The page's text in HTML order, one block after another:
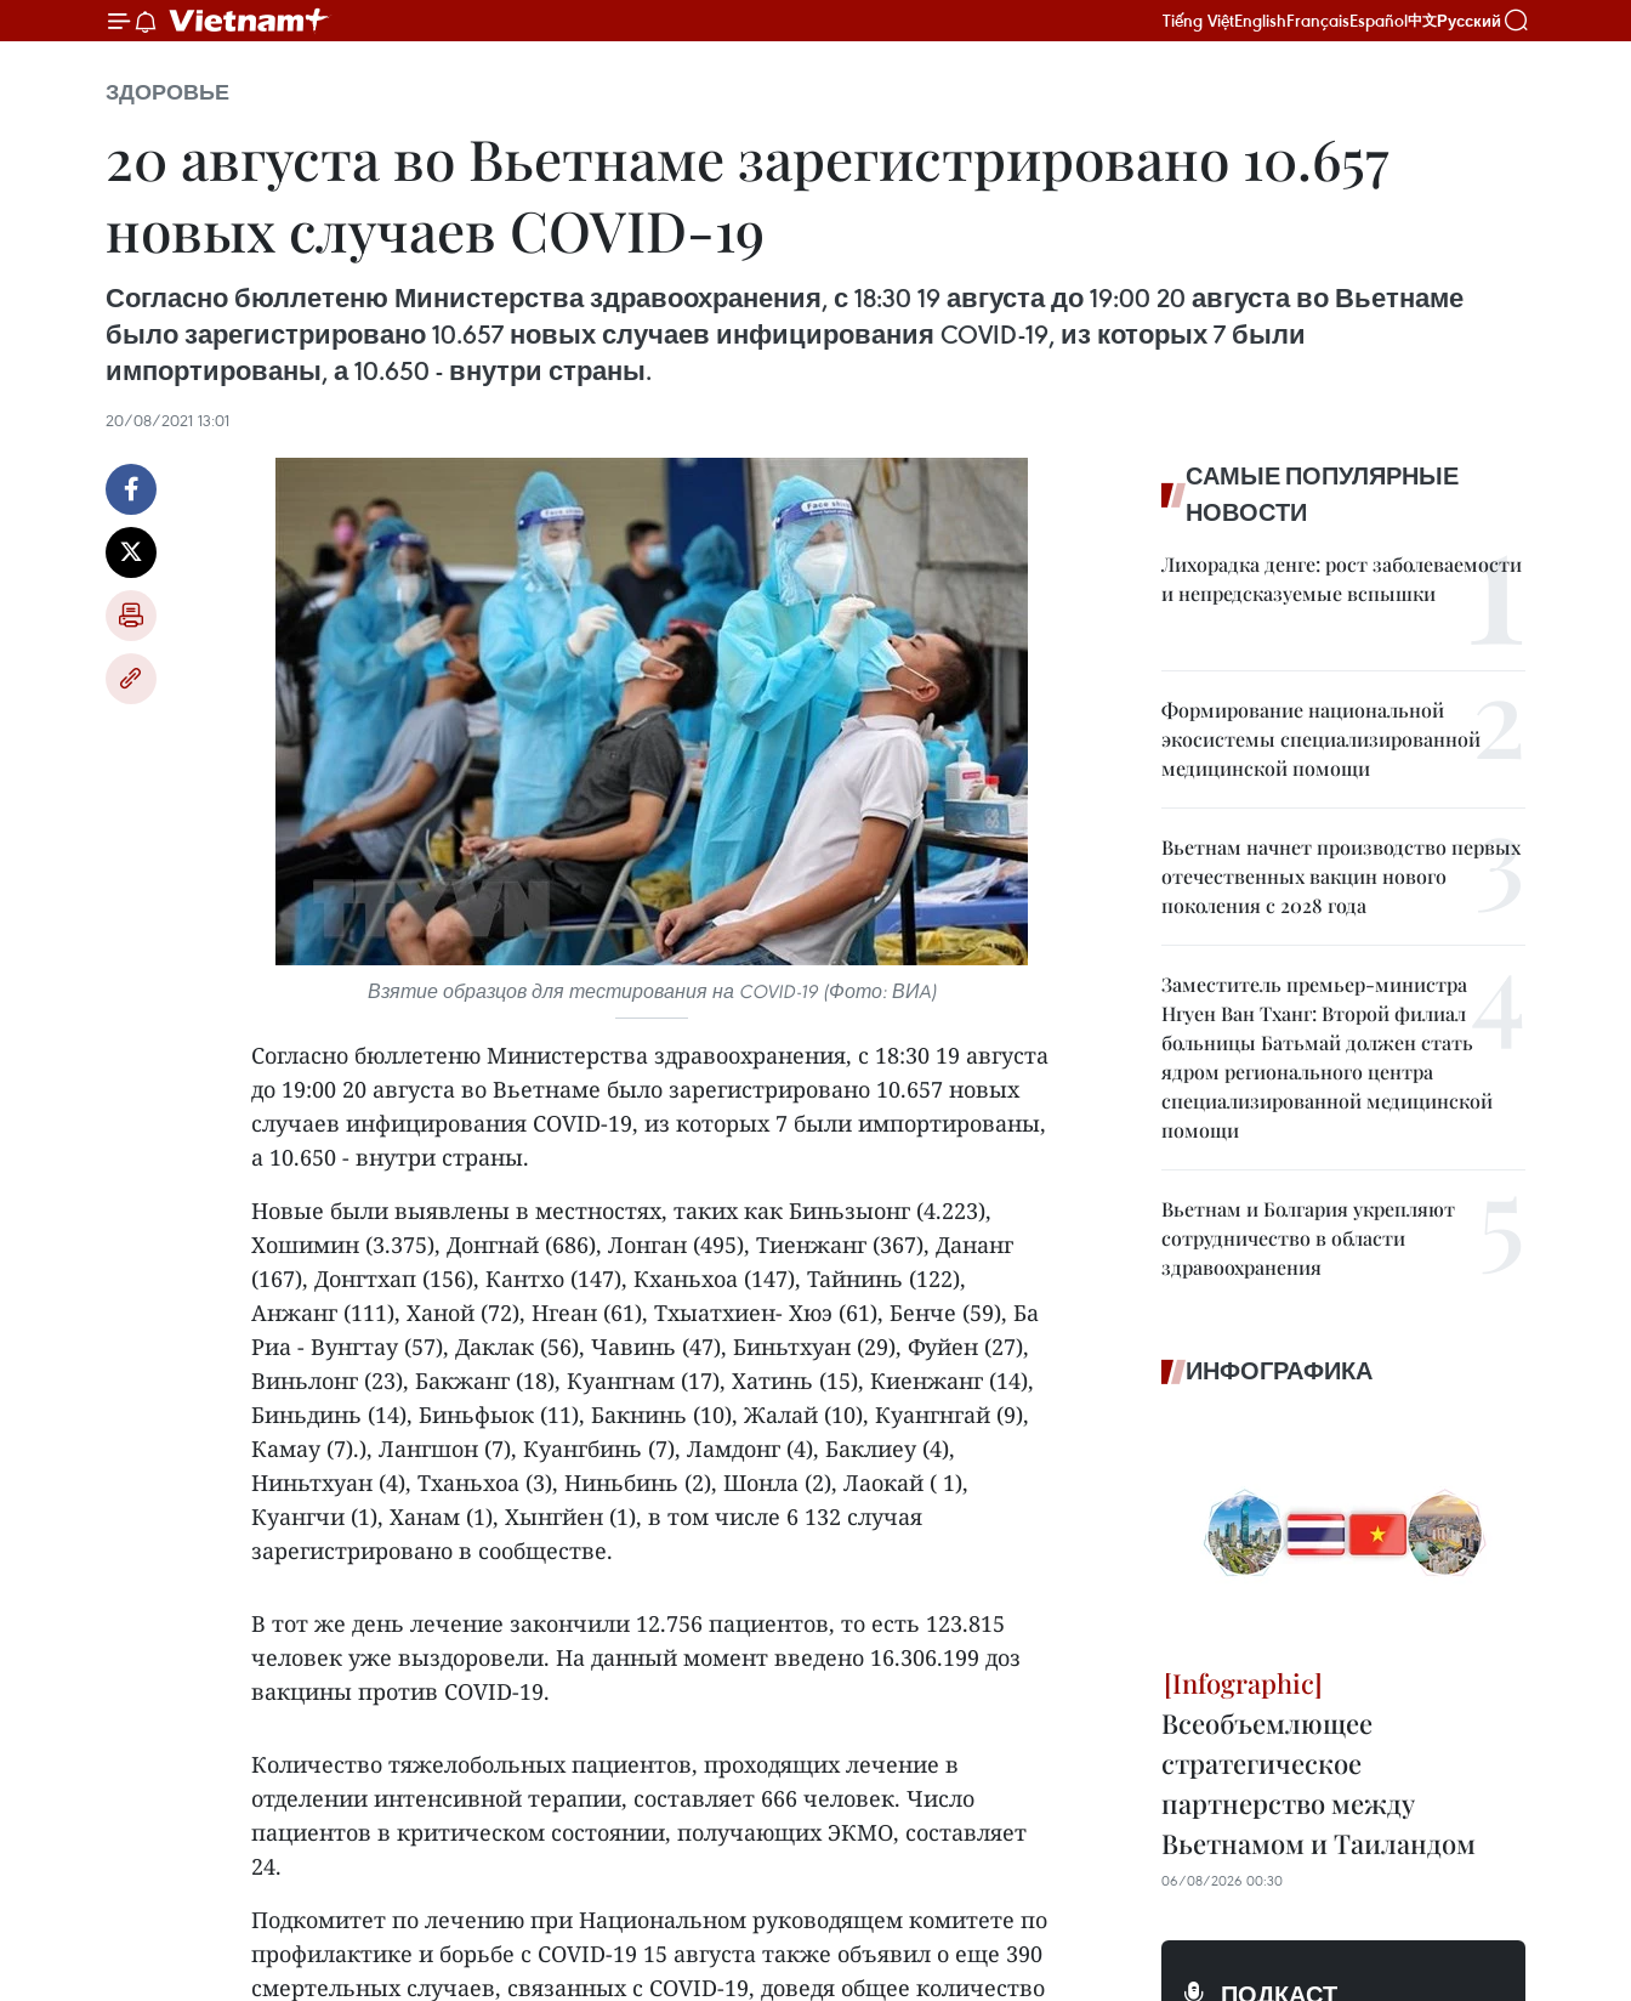
Tiếng ViệtEnglishFrançaisEspañol中文Русский
ЗДОРОВЬЕ
20 августа во Вьетнаме зарегистрировано 10.657
новых случаев COVID-19
Согласно бюллетеню Министерства здравоохранения, с 18:30 19 августа до 19:00 20 августа во Вьетнаме
было зарегистрировано 10.657 новых случаев инфицирования COVID-19, из которых 7 были
импортированы, а 10.650 - внутри страны.
20/08/2021 13:01
Взятие образцов для тестирования на COVID-19 (Фото: ВИA)
Согласно бюллетеню Министерства здравоохранения, с 18:30 19 августа
до 19:00 20 августа во Вьетнаме было зарегистрировано 10.657 новых
случаев инфицирования COVID-19, из которых 7 были импортированы,
а 10.650 - внутри страны.
Новые были выявлены в местностях, таких как Биньзыонг (4.223),
Хошимин (3.375), Донгнай (686), Лонган (495), Тиенжанг (367), Дананг
(167), Донгтхап (156), Кантхо (147), Кханьхоа (147), Тайнинь (122),
Анжанг (111), Ханой (72), Нгеан (61), Тхыатхиен- Хюэ (61), Бенче (59), Ба
Риа - Вунгтау (57), Даклак (56), Чавинь (47), Биньтхуан (29), Фуйен (27),
Виньлонг (23), Бакжанг (18), Куангнам (17), Хатинь (15), Киенжанг (14),
Биньдинь (14), Биньфыок (11), Бакнинь (10), Жалай (10), Куангнгай (9),
Камау (7).), Лангшон (7), Куангбинь (7), Ламдонг (4), Баклиеу (4),
Ниньтхуан (4), Тханьхоа (3), Ниньбинь (2), Шонла (2), Лаокай ( 1),
Куангчи (1), Ханам (1), Хынгйен (1), в том числе 6 132 случая
зарегистрировано в сообществе.
В тот же день лечение закончили 12.756 пациентов, то есть 123.815
человек уже выздоровели. На данный момент введено 16.306.199 доз
вакцины против COVID-19.
Количество тяжелобольных пациентов, проходящих лечение в
отделении интенсивной терапии, составляет 666 человек. Число
пациентов в критическом состоянии, получающих ЭКМО, составляет
24.
Подкомитет по лечению при Национальном руководящем комитете по
профилактике и борьбе с COVID-19 15 августа также объявил о еще 390
смертельных случаев, связанных с COVID-19, доведя общее количество
САМЫЕ ПОПУЛЯРНЫЕ
НОВОСТИ
Лихорадка денге: рост заболеваемости
и непредсказуемые вспышки
Формирование национальной
экосистемы специализированной
медицинской помощи
Вьетнам начнет производство первых
отечественных вакцин нового
поколения с 2028 года
Заместитель премьер-министра
Нгуен Ван Тханг: Второй филиал
больницы Батьмай должен стать
ядром регионального центра
специализированной медицинской
помощи
Вьетнам и Болгария укрепляют
сотрудничество в области
здравоохранения
ИНФОГРАФИКА
Всеобъемлющее
стратегическое
партнерство между
Вьетнамом и Таиландом
06/08/2026 00:30
ПОДКАСТ